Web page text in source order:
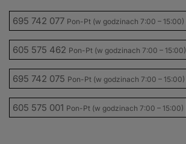
695 742 077 Pon-Pt (w godzinach 7:00 – 15:00)
605 575 462 Pon-Pt (w godzinach 7:00 – 15:00)
695 742 075 Pon-Pt (w godzinach 7:00 – 15:00)
605 575 001 Pon-Pt (w godzinach 7:00 – 15:00)